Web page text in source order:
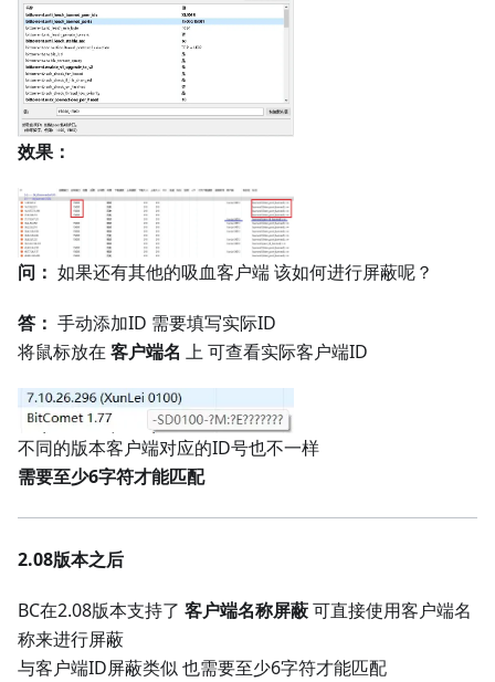
效果：
问： 如果还有其他的吸血客户端 该如何进行屏蔽呢？
答： 手动添加ID 需要填写实际ID
将鼠标放在 客户端名 上 可查看实际客户端ID
不同的版本客户端对应的ID号也不一样
需要至少6字符才能匹配
2.08版本之后
BC在2.08版本支持了 客户端名称屏蔽可直接使用客户端名
称来进行屏蔽
与客户端ID屏蔽类似 也需要至少6字符才能匹配